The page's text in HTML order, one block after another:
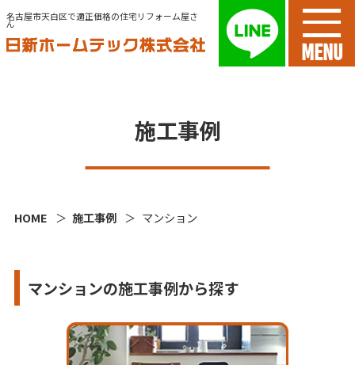
名古屋市天白区で適正価格の住宅リフォーム屋さ
ん
MENU
施工事例
HOME 施工事例 マンション
マンションの施工事例から探す